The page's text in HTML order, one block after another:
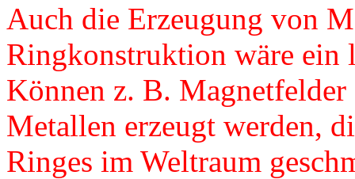
Auch die Erzeugung von
Ringkonstruktion wäre ein
Können z. B.
Metallen erzeugt werden,
Ringes im Weltraum